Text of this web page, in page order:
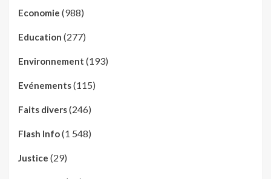
Economie (988)
Education (277)
Environnement (193)
Evénements(115)
Faits divers(246)
Flash Info(1 548)
Justice (29)